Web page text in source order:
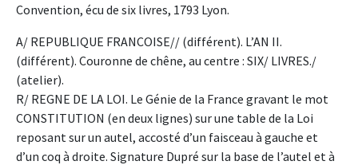
Convention, écu de six livres, 1793 Lyon.
A/ REPUBLIQUE FRANCOISE// (différent). L’AN II.
(différent). Couronne de chêne, au centre : SIX/ LIVRES./
(atelier).
R/ REGNE DE LA LOI. Le Génie de la France gravant le mot
CONSTITUTION (en deux lignes) sur une table de la Loi
reposant sur un autel, accosté d’un faisceau à gauche et
d’un coq à droite. Signature Dupré sur la base de l’autel et à